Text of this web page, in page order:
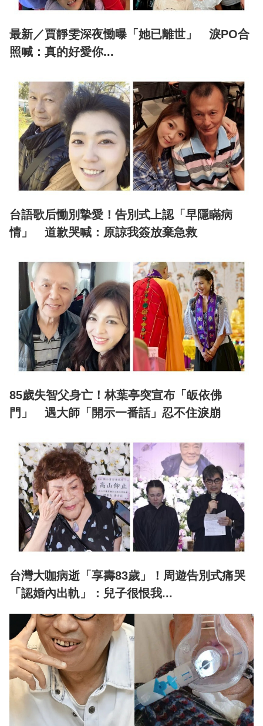
最新／賈靜雯深夜慟曝「她已離世」 淚PO合
照喊：真的好愛你...
台語歌后慟別摯愛！告別式上認「早隱瞞病
情」 道歉哭喊：原諒我簽放棄急救
85歲失智父身亡！林葉亭突宣布「皈依佛
門」 遇大師「開示一番話」忍不住淚崩
台灣大咖病逝「享壽83歲」！周遊告別式痛哭
「認婚內出軌」：兒子很恨我...